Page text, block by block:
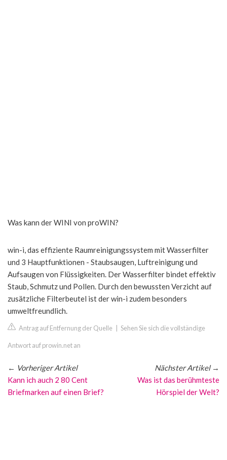
Was kann der WINI von proWIN?
win-i, das effiziente Raumreinigungssystem mit Wasserfilter
und 3 Hauptfunktionen - Staubsaugen, Luftreinigung und
Aufsaugen von Flüssigkeiten. Der Wasserfilter bindet effektiv
Staub, Schmutz und Pollen. Durch den bewussten Verzicht auf
zusätzliche Filterbeutel ist der win-i zudem besonders
umweltfreundlich.
Antrag auf Entfernung der Quelle Sehen Sie sich die vollständige
Antwort auf prowin.net an
← Vorheriger Artikel
Kann ich auch 2 80 Cent
Briefmarken auf einen Brief?
Nächster Artikel→
Was ist das berühmteste
Hörspiel der Welt?